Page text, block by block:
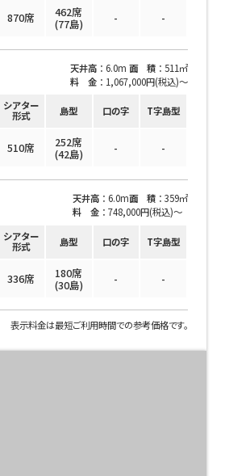
870席 462席
(77島) - -
天井高 ：6.0m 面 積 ：511㎡
料 金 ：1,067,000円(税込)〜
シアター
形式
島型 口の字 T字島型
510席 252席
(42島) - -
天井高 ：6.0m面 積 ：359㎡
料 金 ：748,000円(税込)〜
シアター
形式
島型 口の字 T字島型
336席 180席
(30島) - -
表示料金は最短ご利用時間での参考価格です。